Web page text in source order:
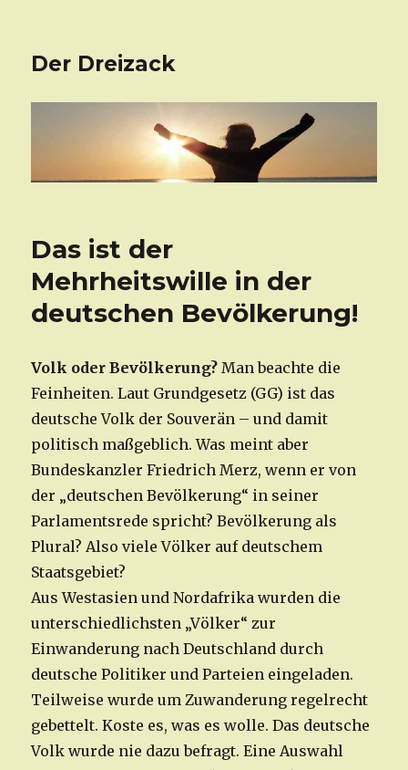
Der Dreizack
Das ist der
Mehrheitswille in der
deutschen Bevölkerung!
Volk oder Bevölkerung?Man beachte die
Feinheiten. Laut Grundgesetz (GG) ist das
deutsche Volk der Souverän – und damit
politisch maßgeblich. Was meint aber
Bundeskanzler Friedrich Merz, wenn er von
der „deutschen Bevölkerung“ in seiner
Parlamentsrede spricht? Bevölkerung als
Plural? Also viele Völker auf deutschem
Staatsgebiet?
Aus Westasien und Nordafrika wurden die
unterschiedlichsten „Völker“ zur
Einwanderung nach Deutschland durch
deutsche Politiker und Parteien eingeladen.
Teilweise wurde um Zuwanderung regelrecht
gebettelt. Koste es, was es wolle. Das deutsche
Volk wurde nie dazu befragt. Eine Auswahl